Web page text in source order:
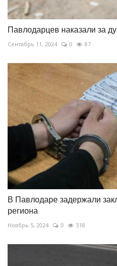
Павлодарцев наказали за
Сентябрь 11, 2024 0 87
В Павлодаре задержали
региона
Ноябрь 5, 2024 0 318